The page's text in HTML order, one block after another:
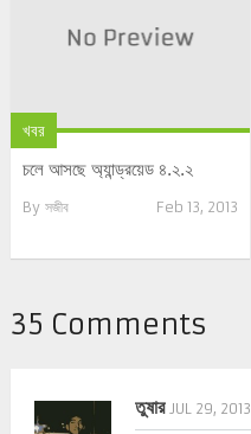
খবর
চলে আসছে অ্যান্ড্রয়েড ৪.২.২
By সজীব Feb 13, 2013
35 Comments
তুষার JUL 29, 2013